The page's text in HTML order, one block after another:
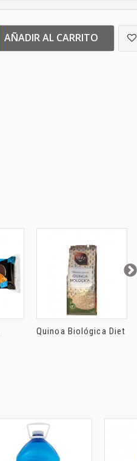
AÑADIR AL CARRITO
Quinoa Biológica Diet